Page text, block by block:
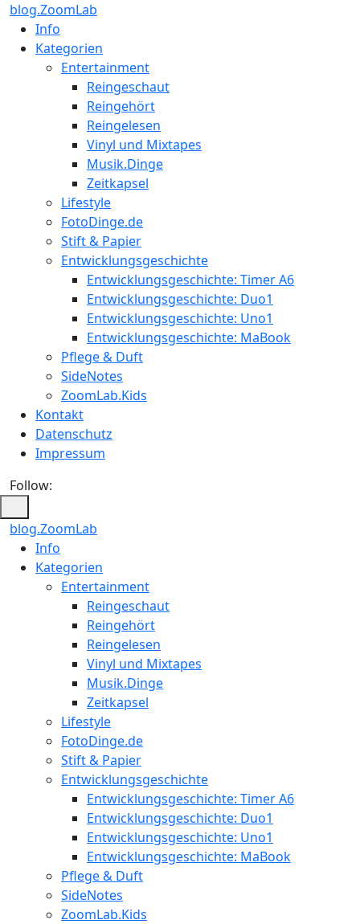
blog.ZoomLab
Info
Kategorien
Entertainment
Reingeschaut
Reingehört
Reingelesen
Vinyl und Mixtapes
Musik.Dinge
Zeitkapsel
Lifestyle
FotoDinge.de
Stift & Papier
Entwicklungsgeschichte
Entwicklungsgeschichte: Timer A6
Entwicklungsgeschichte: Duo1
Entwicklungsgeschichte: Uno1
Entwicklungsgeschichte: MaBook
Pflege & Duft
SideNotes
ZoomLab.Kids
Kontakt
Datenschutz
Impressum
Follow:
blog.ZoomLab
Info
Kategorien
Entertainment
Reingeschaut
Reingehört
Reingelesen
Vinyl und Mixtapes
Musik.Dinge
Zeitkapsel
Lifestyle
FotoDinge.de
Stift & Papier
Entwicklungsgeschichte
Entwicklungsgeschichte: Timer A6
Entwicklungsgeschichte: Duo1
Entwicklungsgeschichte: Uno1
Entwicklungsgeschichte: MaBook
Pflege & Duft
SideNotes
ZoomLab.Kids